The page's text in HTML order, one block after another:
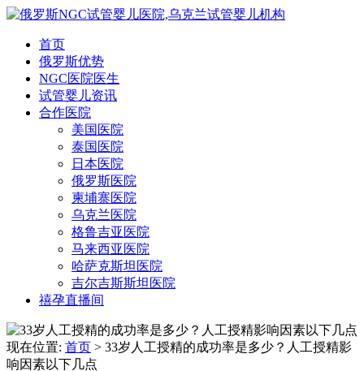
首页
俄罗斯优势
NGC医院医生
试管婴儿资讯
合作医院
美国医院
泰国医院
日本医院
俄罗斯医院
柬埔寨医院
乌克兰医院
格鲁吉亚医院
马来西亚医院
哈萨克斯坦医院
吉尔吉斯斯坦医院
禧孕直播间
现在位置: 首页 > 33岁人工授精的成功率是多少？人工授精影
响因素以下几点